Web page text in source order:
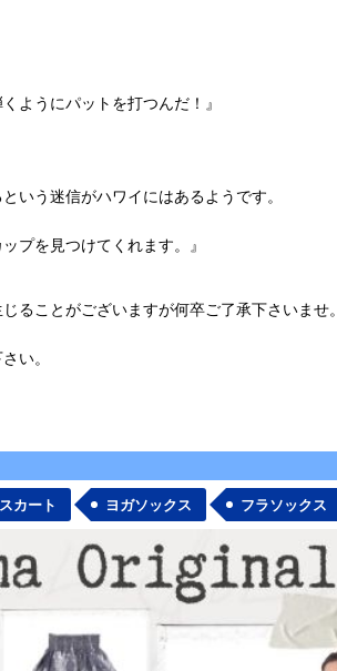
ようにパットを打つんだ！』
いう迷信がハワイにはあるようです。
プを見つけてくれます。』
ることがございますが何卒ご了承下さいませ。
い。
カート ヨガソックス フラソックス